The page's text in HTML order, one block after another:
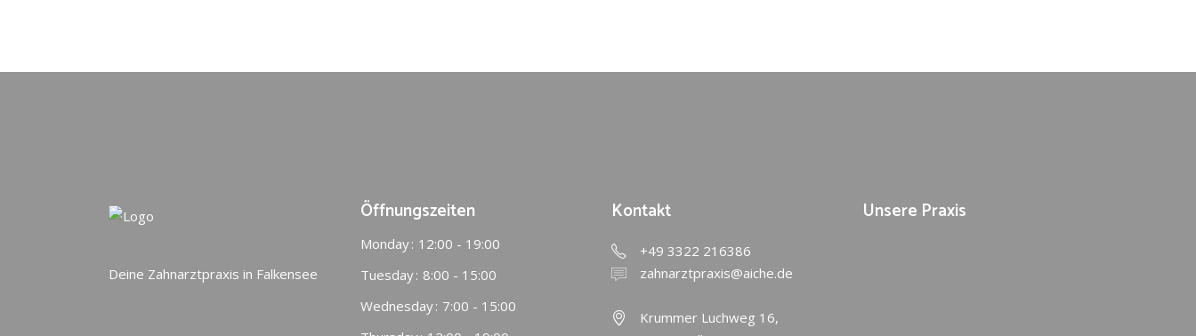
Deine Zahnarztpraxis in Falkensee
Öffnungszeiten
Monday 12:00 - 19:00
Tuesday 8:00 - 15:00
Wednesday 7:00 - 15:00
Kontakt
+49 3322 216386
zahnarztpraxis@aiche.de
Krummer Luchweg 16,
Unsere Praxis